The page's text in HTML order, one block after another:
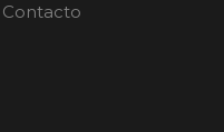
Contacto